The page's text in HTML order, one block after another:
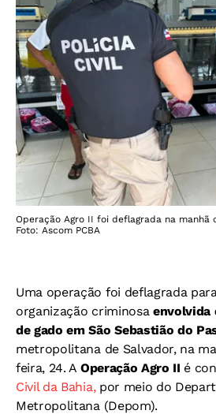
Operação Agro II foi deflagrada na manhã
Foto: Ascom PCBA
Uma operação foi deflagrada
organização criminosaenvolvida
de gado em São Sebastião do
metropolitana de Salvador, na
feira, 24. A Operação Agro II é
Civil da Bahia,por meio do
Metropolitana (Depom).